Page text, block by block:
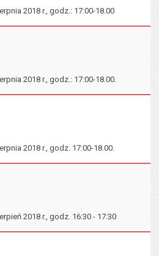
2018 r., godz.: 17:00-18.00
2018 r., godz.: 17:00-18.00.
2018 r., godz. 17:00-18.00.
2018 r., godz. 16:30 - 17:30